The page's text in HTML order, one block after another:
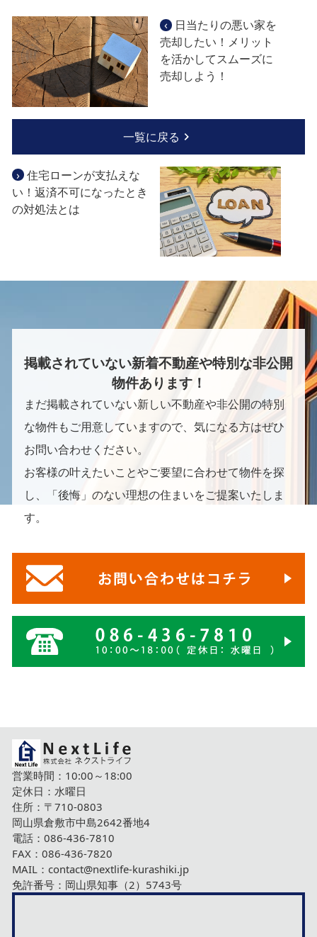
‹ 日当たりの悪い家を
売却したい！メリット
を活かしてスムーズに
売却しよう！
一覧に戻る
› 住宅ローンが支払えな
い！返済不可になったとき
の対処法とは
掲載されていない新着不動産や特別な非公開
物件あります！
まだ掲載されていない新しい不動産や非公開の特別
な物件もご用意していますので、気になる方はぜひ
お問い合わせください。
お客様の叶えたいことやご要望に合わせて物件を探
し、「後悔」のない理想の住まいをご提案いたしま
す。
営業時間：10:00～18:00
定休日：水曜日
住所：〒710-0803
岡山県倉敷市中島2642番地4
電話： 086-436-7810
FAX：086-436-7820
MAIL： contact@nextlife-kurashiki.jp
免許番号：岡山県知事（2）5743号